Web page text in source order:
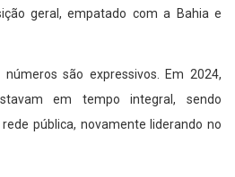
geral, empatado com a Bahia e
são expressivos. Em 2024,
em tempo integral, sendo
pública, novamente liderando no